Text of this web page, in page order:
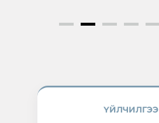
ҮЙЛЧИЛГЭЭ